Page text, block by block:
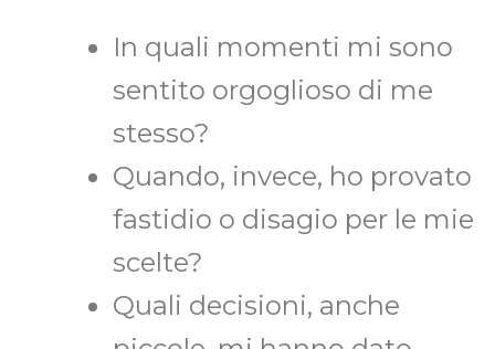
In quali momenti mi sono
sentito orgoglioso di me
stesso?
Quando, invece, ho provato
fastidio o disagio per le mie
scelte?
Quali decisioni, anche